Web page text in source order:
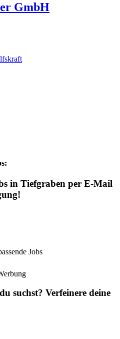
GmbH
in Tiefgraben per E-Mail
Jobs
suchst? Verfeinere deine